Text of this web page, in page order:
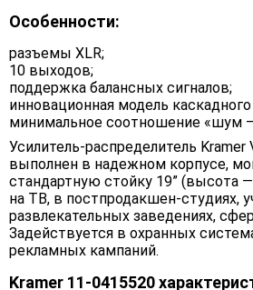
Особенности:
разъемы XLR;
10 выходов;
поддержка балансных сигналов;
инновационная модель
минимальное соотношение «шум —
Усилитель-распределитель Kramer
выполнен в надежном корпусе,
стандартную стойку 19” (высота
на ТВ, в постпродакшен-студиях,
развлекательных заведениях,
Задействуется в охранных
рекламных кампаний.
Kramer 11-0415520